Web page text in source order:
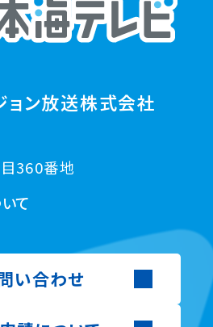
ョン放送株式会社
360番地
て
い合わせ